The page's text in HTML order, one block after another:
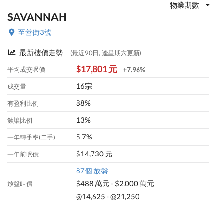
物業期數
SAVANNAH
至善街3號
最新樓價走勢 (最近90日, 逢星期六更新)
平均成交呎價 $17,801 元 +7.96%
成交量 16宗
有盈利比例 88%
蝕讓比例 13%
一年轉手率(二手) 5.7%
一年前呎價 $14,730 元
放盤叫價
87個 放盤
$488 萬元 - $2,000 萬元
@14,625 - @21,250